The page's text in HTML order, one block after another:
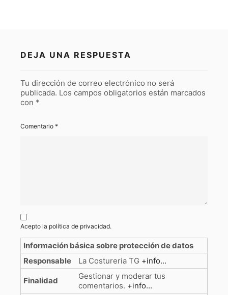
DEJA UNA RESPUESTA
Tu dirección de correo electrónico no será
publicada. Los campos obligatorios están marcados
con *
Comentario *
Acepto la política de privacidad.
Información básica sobre protección de datos
Responsable
La Costureria TG +info...
Finalidad
Gestionar y moderar tus
comentarios. +info...